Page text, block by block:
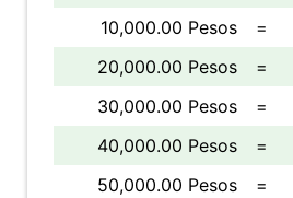
10,000.00 Pesos
=
20,000.00 Pesos
=
30,000.00 Pesos
=
40,000.00 Pesos
=
50,000.00 Pesos
=